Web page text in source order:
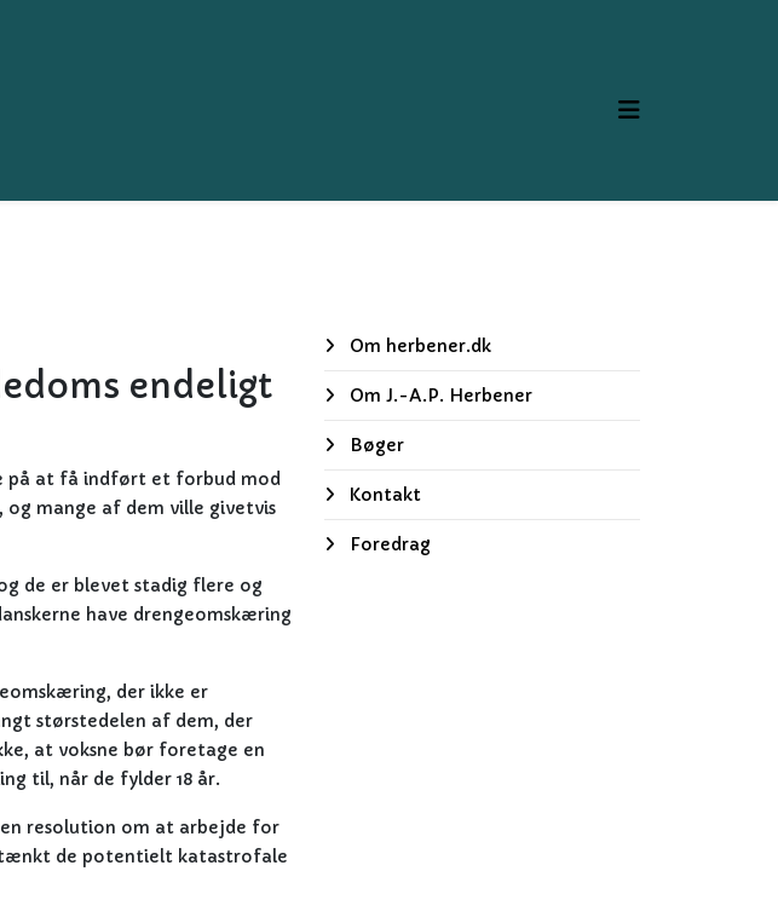
endeligt
på at få indført et forbud mod
mange af dem ville givetvis
de er blevet stadig flere og
have drengeomskæring
der ikke er
størstedelen af dem, der
at voksne bør foretage en
til, når de fylder 18 år.
en resolution om at arbejde for
de potentielt katastrofale
Om herbener.dk
Om J.-A.P. Herbener
Bøger
Kontakt
Foredrag